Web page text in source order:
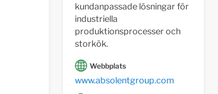
kundanpassade lösningar för
industriella
produktionsprocesser och
storkök.
Webbplats
www.absolentgroup.com